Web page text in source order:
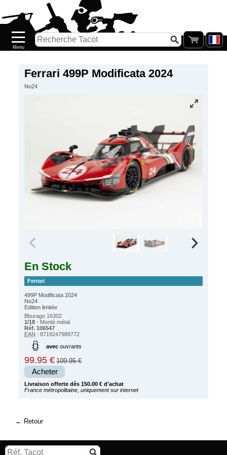
Ferrari 499P Modificata 2024
No24
En Stock
Ferrari
499P Modificata 2024
No24
Edition limitée
Bburago 16302
1/18 - Monté métal
Réf. 106547
EAN : 8719247989772
avecouvrants
99.95 € 109.95 €
Acheter
Livraison offerte dès 150.00 € d'achat
France métropolitaine, uniquement sur internet
Retour
Nouveautés
Catalogue/Stock